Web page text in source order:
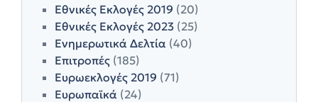
Εθνικές Εκλογές 2019 (20)
Εθνικές Εκλογές 2023 (25)
Ενημερωτικά Δελτία (40)
Επιτροπές (185)
Ευρωεκλογές 2019 (71)
Ευρωπαϊκά (24)